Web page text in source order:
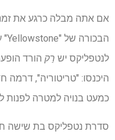
אם אתה מבלה כרגע את
לנטפליקס יש רַק הורד
היכנסו: "טריטוריה",
כמעט בנויה למטרה לפנות
סדרת נטפליקס בת שישה